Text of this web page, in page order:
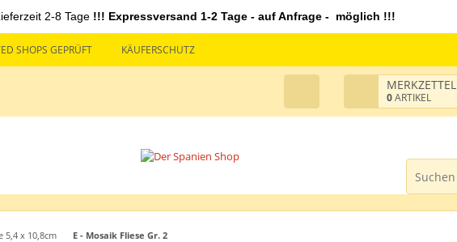
2-8 Tage !!! Expressversand 1-2 Tage - auf Anfrage - möglich !!!
SHOPS GEPRÜFT KÄUFERSCHUTZ
MERKZETTEL
0ARTIKEL
5,4 x 10,8cm E - Mosaik Fliese Gr. 2